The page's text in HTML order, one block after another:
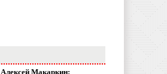
Алексей Макаркин: